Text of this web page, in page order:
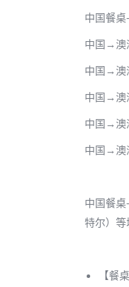
中国餐桌
中国→澳
中国→澳
中国→澳
中国→澳
中国→澳
中国餐
特尔）等
【餐